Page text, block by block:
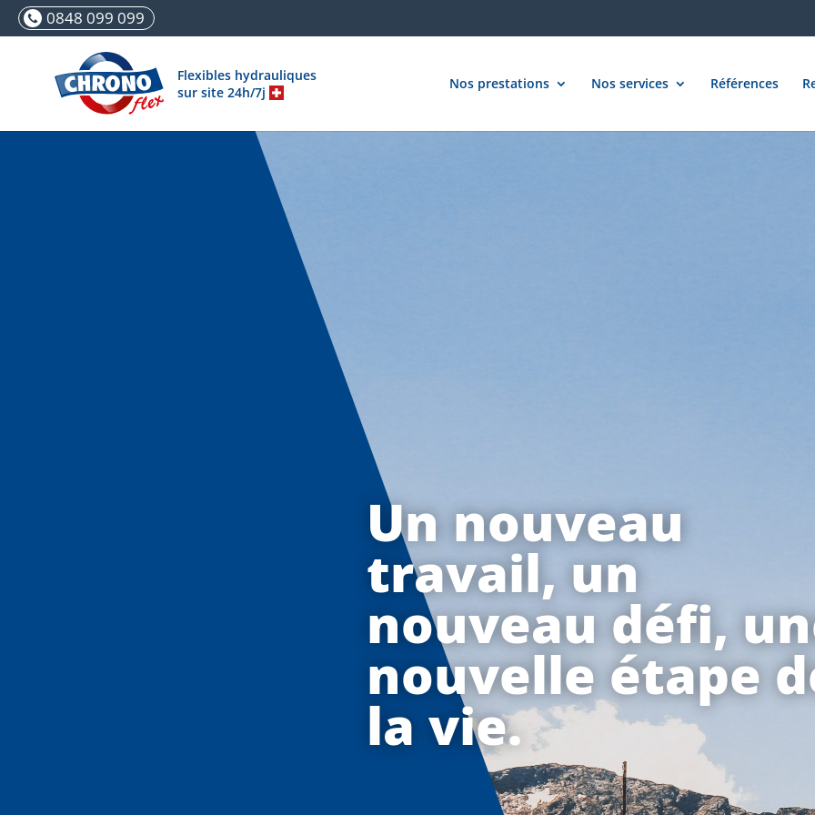
0848 099 099
Flexibles hydrauliques
sur site 24h/7j
Nos prestations Nos services Références
Un nouveau
travail, un
nouveau défi,
nouvelle étape
la vie.